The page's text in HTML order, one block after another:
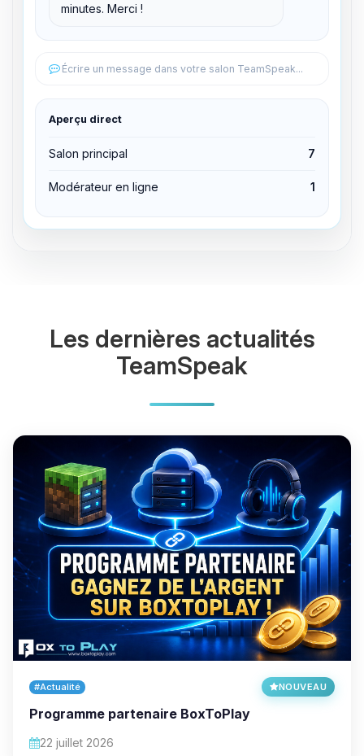
minutes. Merci !
Écrire un message dans votre salon TeamSpeak...
Aperçu direct
Salon principal 7
Modérateur en ligne 1
Éditer les permissions
Expulser du canal
Les dernières actualités
TeamSpeak
#Actualité NOUVEAU
Programme partenaire BoxToPlay
22 juillet 2026